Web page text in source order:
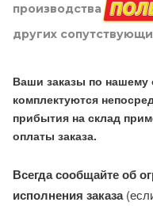
производства
других
Ваши заказы по нашему
комплектуются
прибытия на склад
оплаты заказа.
Всегда сообщайте об
исполнения заказа